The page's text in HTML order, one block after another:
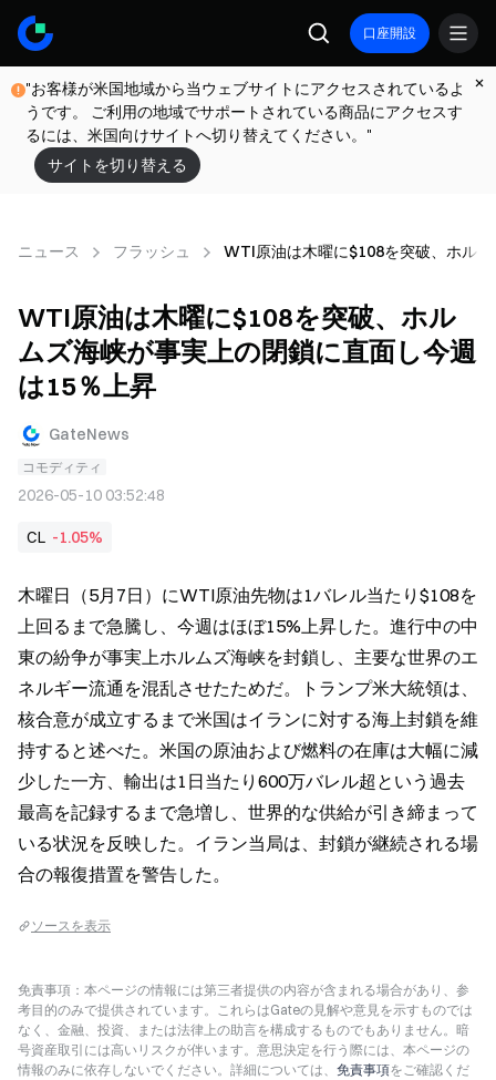
口座開設
"お客様が米国地域から当ウェブサイトにアクセスされているよ
うです。 ご利用の地域でサポートされている商品にアクセスす
るには、米国向けサイトへ切り替えてください。"
サイトを切り替える
ニュース フラッシュ WTI原油は木曜に$108を突破、ホル
WTI原油は木曜に$108を突破、ホル
ムズ海峡が事実上の閉鎖に直面し今週
は15％上昇
GateNews
コモディティ
2026-05-10 03:52:48
CL -1.05%
木曜日（5月7日）にWTI原油先物は1バレル当たり$108を
上回るまで急騰し、今週はほぼ15%上昇した。進行中の中
東の紛争が事実上ホルムズ海峡を封鎖し、主要な世界のエ
ネルギー流通を混乱させたためだ。トランプ米大統領は、
核合意が成立するまで米国はイランに対する海上封鎖を維
持すると述べた。米国の原油および燃料の在庫は大幅に減
少した一方、輸出は1日当たり600万バレル超という過去
最高を記録するまで急増し、世界的な供給が引き締まって
いる状況を反映した。イラン当局は、封鎖が継続される場
合の報復措置を警告した。
ソースを表示
免責事項：本ページの情報には第三者提供の内容が含まれる場合があり、参
考目的のみで提供されています。これらはGateの見解や意見を示すものでは
なく、金融、投資、または法律上の助言を構成するものでもありません。暗
号資産取引には高いリスクが伴います。意思決定を行う際には、本ページの
情報のみに依存しないでください。詳細については、 免責事項をご確認くだ